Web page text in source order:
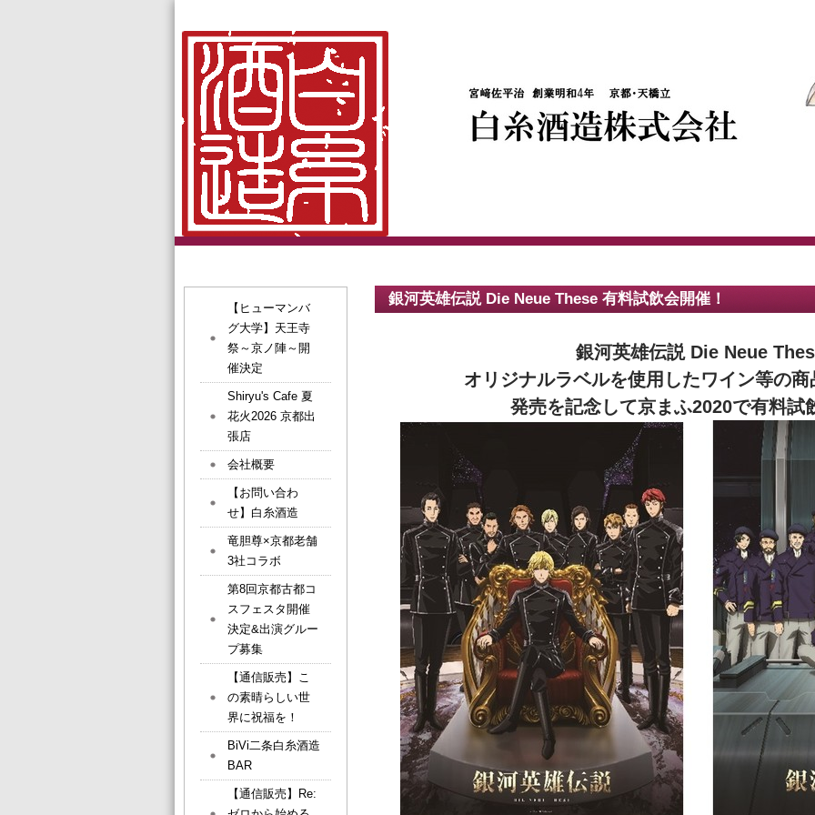
銀河英雄伝説 Die Neue These 有料試飲会開催！
銀河英雄伝説 Die Neue
オリジナルラベルを使用したワイン等の
発売を記念して京まふ2020で有料試
【ヒューマンバ
グ大学】天王寺
祭～京ノ陣～開
催決定
Shiryu's Cafe 夏
花火2026 京都出
張店
会社概要
【お問い合わ
せ】白糸酒造
竜胆尊×京都老舗
3社コラボ
第8回京都古都コ
スフェスタ開催
決定&出演グルー
プ募集
【通信販売】こ
の素晴らしい世
界に祝福を！
BiVi二条白糸酒造
BAR
【通信販売】Re: